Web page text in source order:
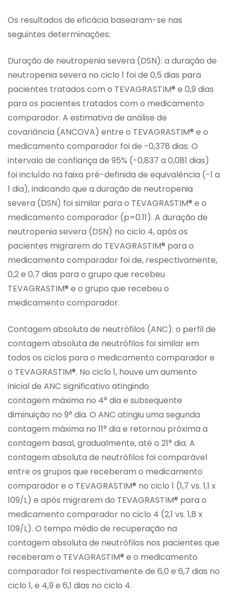
Os resultados de eficácia basearam-se nas
seguintes determinações:
Duração de neutropenia severa (DSN): a duração de
neutropenia severa no ciclo 1 foi de 0,5 dias para
pacientes tratados com o TEVAGRASTIM® e 0,9 dias
para os pacientes tratados com o medicamento
comparador. A estimativa de análise de
covariância (ANCOVA) entre o TEVAGRASTIM® e o
medicamento comparador foi de -0,378 dias. O
intervalo de confiança de 95% (-0,837 a 0,081 dias)
foi incluído na faixa pré-definida de equivalência (-1 a
1 dia), indicando que a duração de neutropenia
severa (DSN) foi similar para o TEVAGRASTIM® e o
medicamento comparador (p=0.11). A duração de
neutropenia severa (DSN) no ciclo 4, após os
pacientes migrarem do TEVAGRASTIM® para o
medicamento comparador foi de, respectivamente,
0,2 e 0,7 dias para o grupo que recebeu
TEVAGRASTIM® e o grupo que recebeu o
medicamento comparador.
Contagem absoluta de neutrófilos (ANC): o perfil de
contagem absoluta de neutrófilos foi similar em
todos os ciclos para o medicamento comparador e
o TEVAGRASTIM®. No ciclo 1, houve um aumento
inicial de ANC significativo atingindo
contagem máxima no 4° dia e subsequente
diminuição no 9° dia. O ANC atingiu uma segunda
contagem máxima no 11° dia e retornou próxima a
contagem basal, gradualmente, até o 21° dia. A
contagem absoluta de neutrófilos foi comparável
entre os grupos que receberam o medicamento
comparador e o TEVAGRASTIM® no ciclo 1 (1,7 vs. 1,1 x
109/L) e após migrarem do TEVAGRASTIM® para o
medicamento comparador no ciclo 4 (2,1 vs. 1,8 x
109/L). O tempo médio de recuperação na
contagem absoluta de neutrófilos nos pacientes que
receberam o TEVAGRASTIM® e o medicamento
comparador foi respectivamente de 6,0 e 6,7 dias no
ciclo 1, e 4,9 e 6,1 dias no ciclo 4.